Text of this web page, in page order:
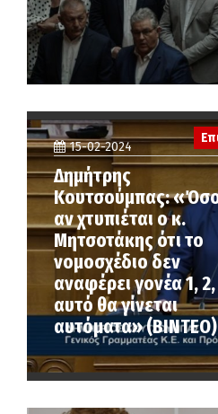
15-02-2024
Δημήτρης
Κουτσούμπας:
αν χτυπιέται ο κ.
Μητσοτάκης ότι το
νομοσχέδιο δεν
αναφέρει γονέα 1,
αυτό θα γίνεται
αυτόματα» (ΒΙΝΤΕΟ)